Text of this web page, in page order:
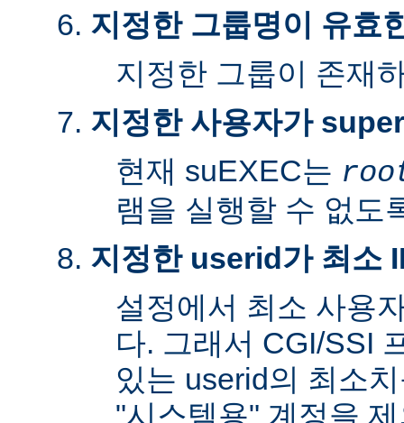
지정한 그룹명이 유효
지정한 그룹이 존재
지정한 사용자가
현재 suEXEC는
램을 실행할 수 없도
지정한 userid가 최소
설정에서 최소 사용
다. 그래서 CGI/SSI
있는 userid의 최소
"시스템용" 계정을